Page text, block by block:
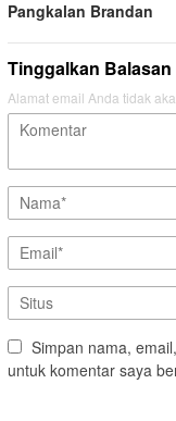
Pangkalan Brandan
Tinggalkan Balasan
Alamat email Anda tidak
Simpan nama,
untuk komentar saya